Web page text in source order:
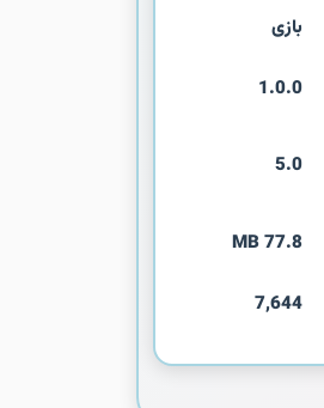
بازی
1.0.0
5.0
77.8 MB
7,644